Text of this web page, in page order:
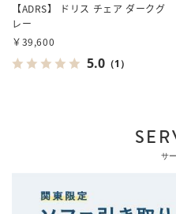
【ADRS】 ドリス チェア ダークグ
レー
￥39,600
5.0 （1）
サ